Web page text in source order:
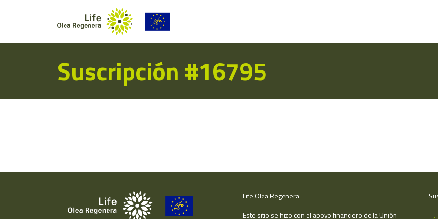
Suscripción #16795
Life Olea Regenera
Este sitio se hizo con el apoyo financiero de la Unión